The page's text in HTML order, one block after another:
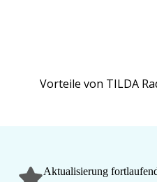
Vorteile von TILDA
Aktualisierung